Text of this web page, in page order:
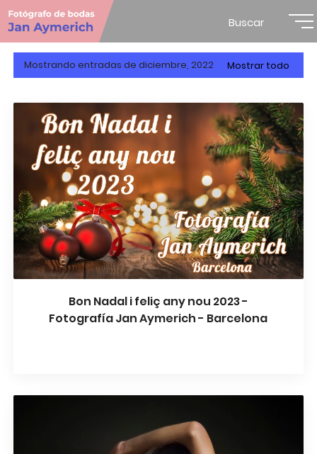
Buscar
Mostrando entradas de diciembre, 2022 Mostrar todo
Bon Nadal i feliç any nou 2023 -
Fotografía Jan Aymerich - Barcelona